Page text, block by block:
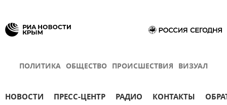
ПОЛИТИКА ОБЩЕСТВО ПРОИСШЕСТВИЯ ВИЗУАЛ
НОВОСТИ ПРЕСС-ЦЕНТР РАДИО КОНТАКТЫ